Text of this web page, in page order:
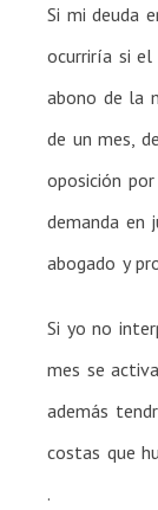
Si mi deuda
ocurriría si
abono de la
de un mes,
oposición
demanda en
abogado y
Si yo no
mes se
además
costas que
.